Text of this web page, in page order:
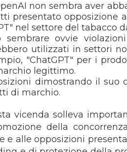
non sembra aver
presentato
nel settore del tabacco
ovvie
utilizzati in settori
"ChatGPT" per i
legittimo.
dimostrando il
di marchio.
vicenda solleva
della
e alle opposizioni